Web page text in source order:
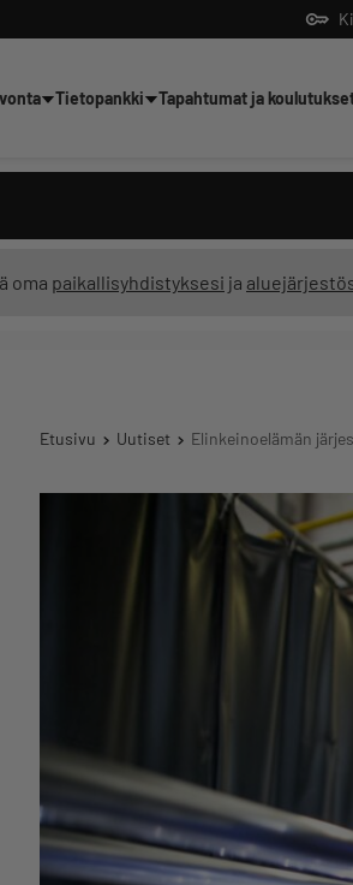
Tietopankki Tapahtumat ja
oma paikallisyhdistyksesi ja
Etusivu Uutiset Elinkeinoelämän
Yrittäjien tekoälyltä